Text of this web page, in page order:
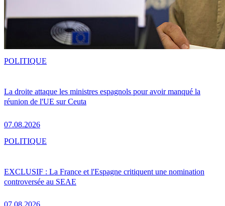
La droite attaque les ministres espagnols pour avoir manqué la
réunion de l'UE sur Ceuta
07.08.2026
POLITIQUE
EXCLUSIF : La France et l'Espagne critiquent une nomination
controversée au SEAE
POLITIQUE